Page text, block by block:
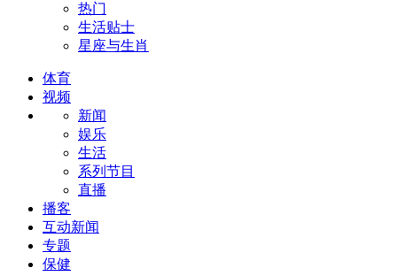
热门
生活贴士
星座与生肖
体育
视频
新闻
娱乐
生活
系列节目
直播
播客
互动新闻
专题
保健